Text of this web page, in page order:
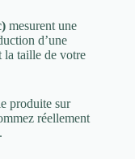
mesurent une
d’une
la taille de votre
produite sur
réellement